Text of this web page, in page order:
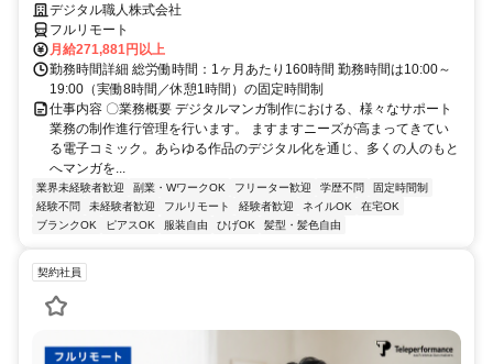
デジタル職人株式会社
フルリモート
月給271,881円以上
勤務時間詳細 総労働時間：1ヶ月あたり160時間 勤務時間は10:00～
19:00（実働8時間／休憩1時間）の固定時間制
仕事内容 〇業務概要 デジタルマンガ制作における、様々なサポート
業務の制作進行管理を行います。 ますますニーズが高まってきてい
る電子コミック。あらゆる作品のデジタル化を通じ、多くの人のもと
へマンガを...
業界未経験者歓迎 副業・WワークOK フリーター歓迎 学歴不問
固定時間制
経験不問
未経験者歓迎 フルリモート 経験者歓迎 ネイルOK
在宅OK
ブランクOK
ピアスOK 服装自由 ひげOK 髪型・髪色自由
契約社員